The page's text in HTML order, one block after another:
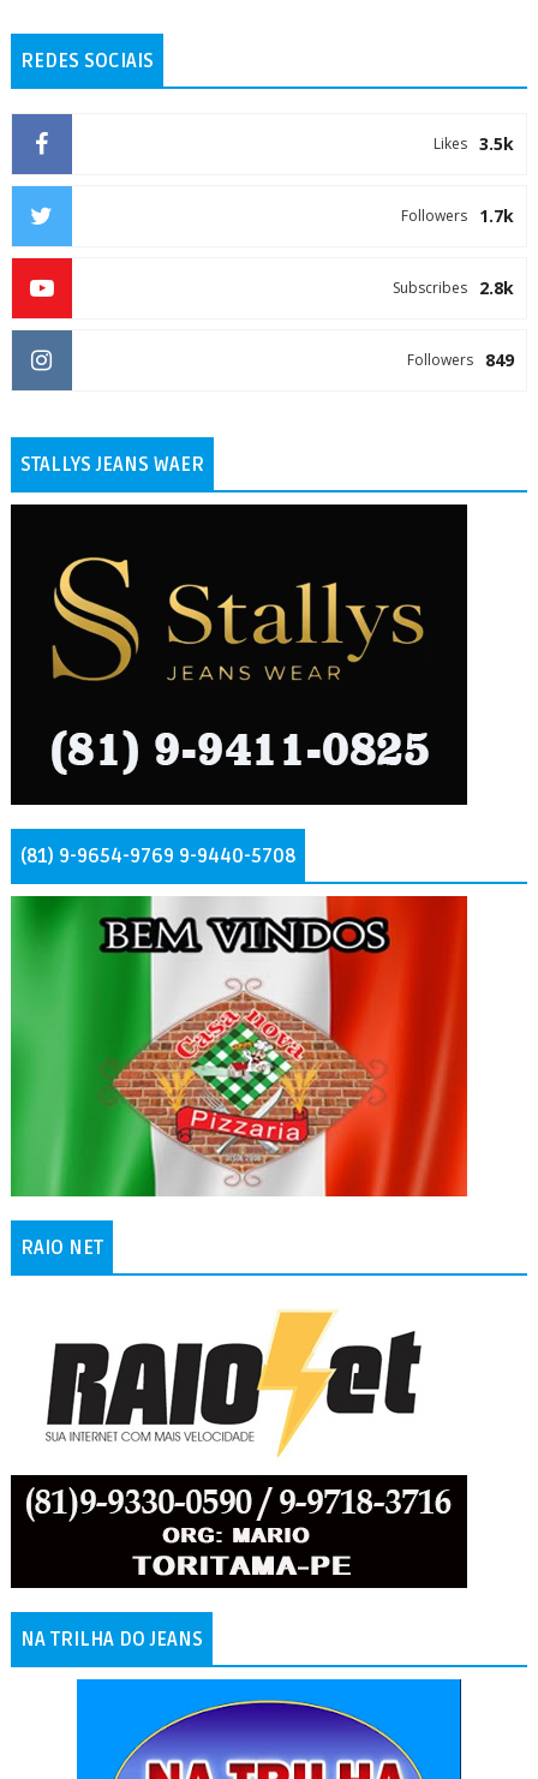
REDES SOCIAIS
3.5k
Likes
1.7k
Followers
2.8k
Subscribes
849
Followers
STALLYS JEANS WAER
(81) 9-9654-9769 9-9440-5708
RAIO NET
NA TRILHA DO JEANS